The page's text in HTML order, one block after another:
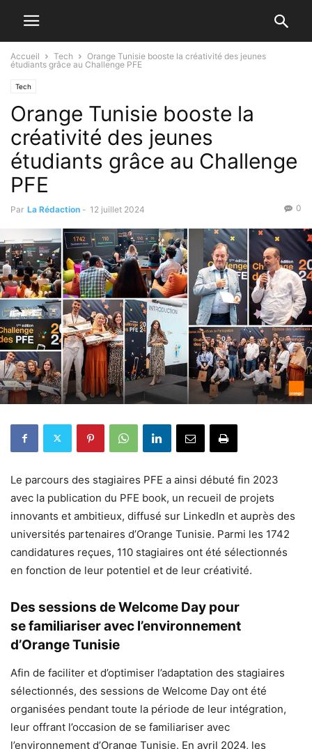
Accueil Tech
Orange Tunisie booste la créativité des jeunes
étudiants grâce au Challenge PFE
Tech
Orange Tunisie booste la
créativité des jeunes
étudiants grâce au Challenge
PFE
Par La Rédaction - 12 juillet 2024 0
Le parcours des stagiaires PFE a ainsi débuté fin 2023
avec la publication du PFE book, un recueil de projets
innovants et ambitieux, diffusé sur LinkedIn et auprès des
universités partenaires d’Orange Tunisie. Parmi les 1742
candidatures reçues, 110 stagiaires ont été sélectionnés
en fonction de leur potentiel et de leur créativité.
Des sessions de Welcome Day pour
se familiariser avec l’environnement
d’Orange Tunisie
Afin de faciliter et d’optimiser l’adaptation des stagiaires
sélectionnés, des sessions de Welcome Day ont été
organisées pendant toute la période de leur intégration,
leur offrant l’occasion de se familiariser avec
l’environnement d’Orange Tunisie. En avril 2024, les